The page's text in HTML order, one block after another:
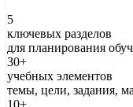
5
ключевых разделов
для планирования
30+
учебных элементов
темы, цели, задания,
10+